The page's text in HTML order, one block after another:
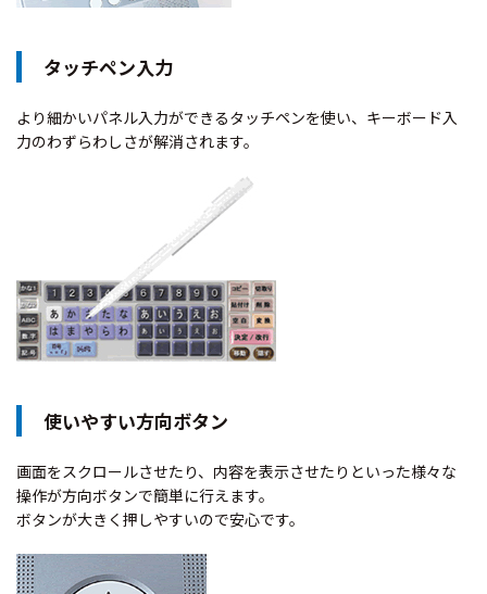
タッチペン入力
より細かいパネル入力ができるタッチペンを使い、キーボード入
力のわずらわしさが解消されます。
使いやすい方向ボタン
画面をスクロールさせたり、内容を表示させたりといった様々な
操作が方向ボタンで簡単に行えます。
ボタンが大きく押しやすいので安心です。